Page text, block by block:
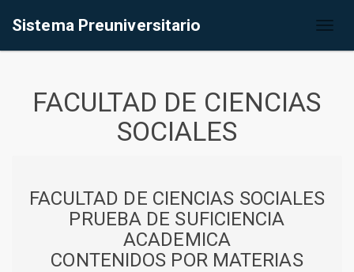
Sistema Preuniversitario
FACULTAD DE CIENCIAS
SOCIALES
FACULTAD DE CIENCIAS SOCIALES
PRUEBA DE SUFICIENCIA
ACADEMICA
CONTENIDOS POR MATERIAS